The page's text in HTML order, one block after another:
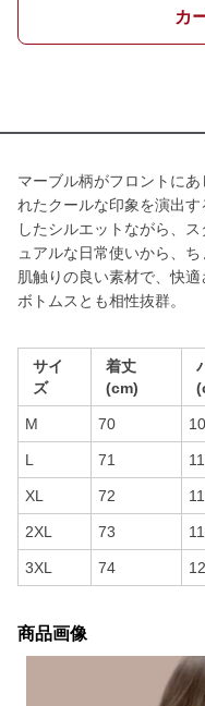
カ
マーブル柄がフロントに
れたクールな印象を演出
したシルエットながら、
ュアルな日常使いから、
肌触りの良い素材で、快
ボトムスとも相性抜群。
サイ
ズ
着丈
(cm)
M 70
L 71
XL 72
2XL 73
3XL 74
商品画像